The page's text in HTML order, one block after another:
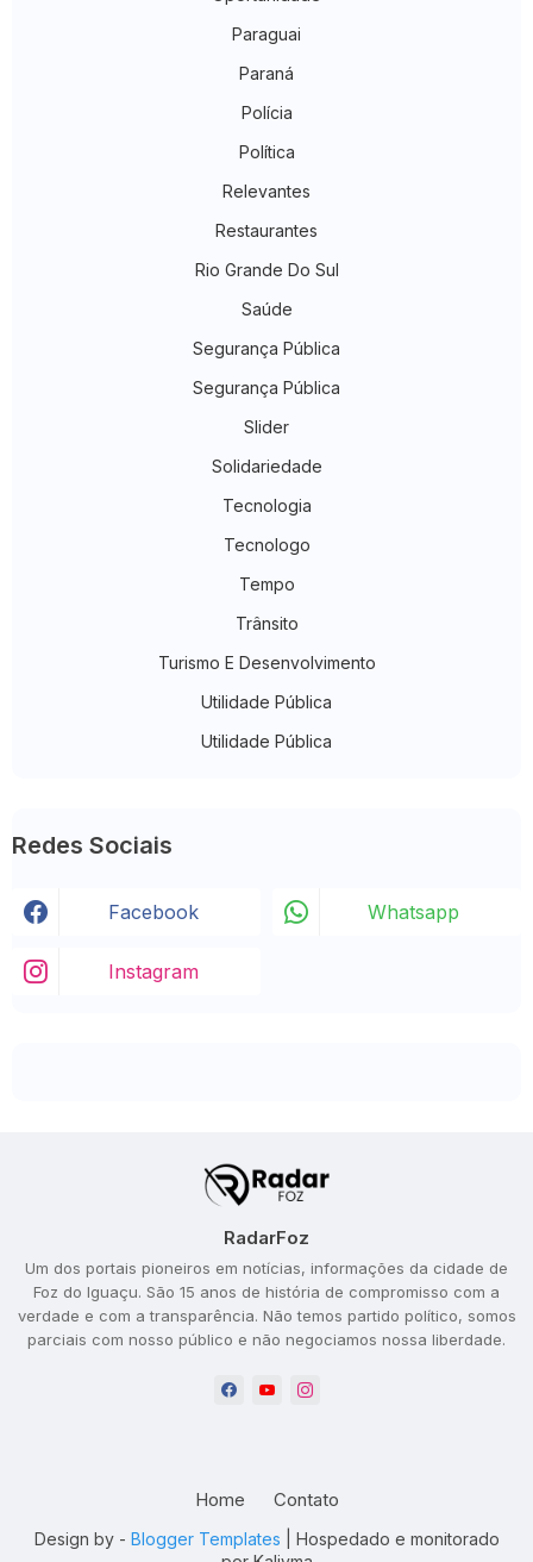
Paraguai
Paraná
Polícia
Política
Relevantes
Restaurantes
Rio Grande Do Sul
Saúde
Segurança Pública
Segurança Pública
Slider
Solidariedade
Tecnologia
Tecnologo
Tempo
Trânsito
Turismo E Desenvolvimento
Utilidade Pública
Utilidade Pública
Redes Sociais
Facebook Whatsapp
Instagram
RadarFoz
Um dos portais pioneiros em notícias, informações da cidade de
Foz do Iguaçu. São 15 anos de história de compromisso com a
verdade e com a transparência. Não temos partido político, somos
parciais com nosso público e não negociamos nossa liberdade.
Design by - Blogger Templates | Hospedado e monitorado
Home Contato